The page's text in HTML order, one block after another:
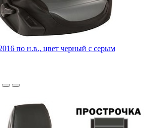
по н.в., цвет черный с серым